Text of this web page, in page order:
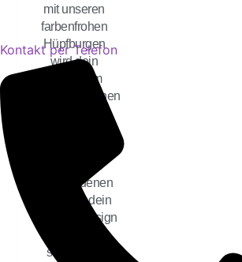
mit unseren
farbenfrohen
Hüpfburgen
wird dein
Event zum
unvergesslichen
Wähle aus
verschiedenen
Modellen dein
Lieblingsdesign
und sorge für
strahlende
Kontakt per Telefon